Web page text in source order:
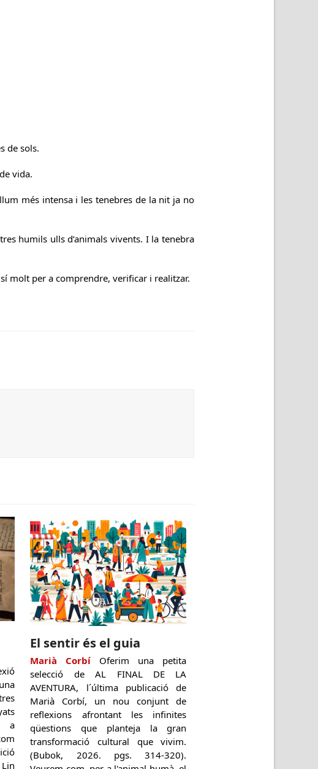
de sols.
vida.
més intensa i les tenebres de la nit ja no
humils ulls d’animals vivents. I la tenebra
molt per a comprendre, verificar i realitzar.
a
El sentir és el guia
Marià Corbí Oferim una petita
selecció de AL FINAL DE LA
AVENTURA, l´última publicació de
Marià Corbí, un nou conjunt de
reflexions afrontant les infinites
qüestions que planteja la gran
transformació cultural que vivim.
(Bubok, 2026. pgs. 314-320).